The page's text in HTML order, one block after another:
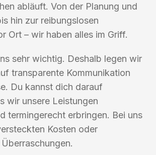
abläuft. Von der Planung und
hin zur reibungslosen
Ort – wir haben alles im Griff.
sehr wichtig. Deshalb legen wir
transparente Kommunikation
Du kannst dich darauf
wir unsere Leistungen
termingerecht erbringen. Bei uns
Kosten oder